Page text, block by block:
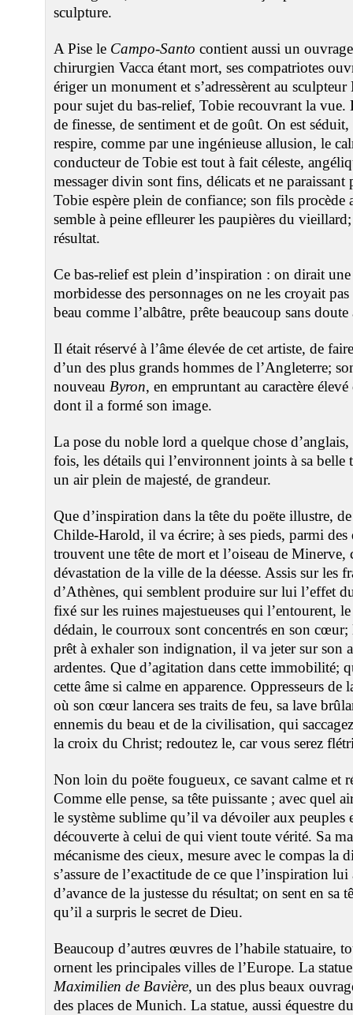
sculpture.
A Pise le Campo-Santo contient aussi un
chirurgien Vacca étant mort, ses compatriotes
ériger un monument et s’adressèrent au
pour sujet du bas-relief, Tobie recouvrant la vue.
de finesse, de sentiment et de goût. On est
respire, comme par une ingénieuse allusion, le
conducteur de Tobie est tout à fait céleste,
messager divin sont fins, délicats et ne paraissant
Tobie espère plein de confiance; son fils procède
semble à peine eflleurer les paupières du
résultat.
Ce bas-relief est plein d’inspiration : on dirait
morbidesse des personnages on ne les croyait
beau comme l’albâtre, prête beaucoup sans doute
Il était réservé à l’âme élevée de cet artiste, de
d’un des plus grands hommes de l’Angleterre;
nouveau Byron, en empruntant au caractère
dont il a formé son image.
La pose du noble lord a quelque chose
fois, les détails qui l’environnent joints à sa belle
un air plein de majesté, de grandeur.
Que d’inspiration dans la tête du poëte illustre,
Childe-Harold, il va écrire; à ses pieds, parmi des
trouvent une tête de mort et l’oiseau de
dévastation de la ville de la déesse. Assis sur les
d’Athènes, qui semblent produire sur lui l’effet
fixé sur les ruines majestueuses qui l’entourent,
dédain, le courroux sont concentrés en son cœur;
prêt à exhaler son indignation, il va jeter sur son
ardentes. Que d’agitation dans cette immobilité;
cette âme si calme en apparence. Oppresseurs de
où son cœur lancera ses traits de feu, sa lave
ennemis du beau et de la civilisation, qui
la croix du Christ; redoutez le, car vous serez
Non loin du poëte fougueux, ce savant calme et
Comme elle pense, sa tête puissante ; avec quel
le système sublime qu’il va dévoiler aux peuples
découverte à celui de qui vient toute vérité. Sa
mécanisme des cieux, mesure avec le compas la
s’assure de l’exactitude de ce que l’inspiration
d’avance de la justesse du résultat; on sent en sa
qu’il a surpris le secret de Dieu.
Beaucoup d’autres œuvres de l’habile statuaire,
ornent les principales villes de l’Europe. La
Maximilien de Bavière, un des plus beaux
des places de Munich. La statue, aussi équestre